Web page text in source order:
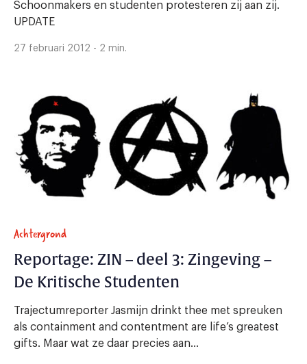
Schoonmakers en studenten protesteren zij aan zij.
UPDATE
27 februari 2012 - 2 min.
Achtergrond
Reportage: ZIN – deel 3: Zingeving –
De Kritische Studenten
Trajectumreporter Jasmijn drinkt thee met spreuken
als containment and contentment are life’s greatest
gifts. Maar wat ze daar precies aan...